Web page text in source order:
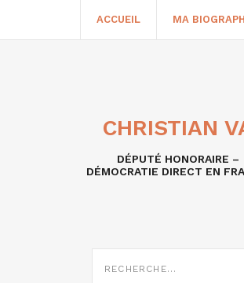
ACCUEIL MA
CHRISTIAN
DÉPUTÉ HONORAIRE
DÉMOCRATIE DIRECT EN
SUR